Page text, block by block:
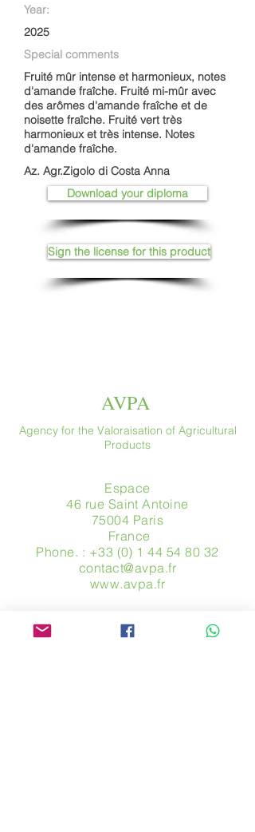
Year:
2025
Special comments
Fruité mûr intense et harmonieux, notes
d'amande fraîche. Fruité mi-mûr avec
des arômes d'amande fraîche et de
noisette fraîche. Fruité vert très
harmonieux et très intense. Notes
d'amande fraîche.
Az. Agr.Zigolo di Costa Anna
Download your diploma
Sign the license for this product
AVPA
Agency for the Valoraisation of Agricultural
Products
Espace
46 rue Saint Antoine
75004 Paris
​ France
Phone. : +33 (0) 1 44 54 80 32
contact@avpa.fr
www.avpa.fr